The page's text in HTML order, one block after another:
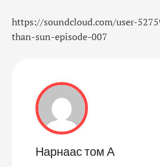
https://soundcloud.com/user-
than-sun-episode-007
Нарнаас том А